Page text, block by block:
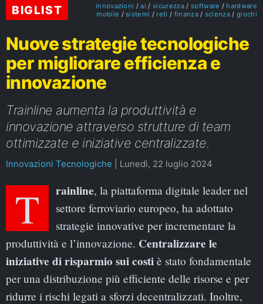
BIGLIST innovazioni ai sicurezza software
hardware
mobile
sistemi reti finanza scienza giochi
Nuove strategie tecnologiche
per migliorare efficienza e
innovazione
Trainline aumenta la produttività e
innovazione attraverso strutture di team
ottimizzate e iniziative centralizzate.
Innovazioni Tecnologiche Lunedì, 22 luglio 2024
Trainline, la piattaforma digitale leader nel
settore ferroviario europeo, ha adottato
strategie innovative per incrementare la
produttività e l’innovazione. Centralizzare le
iniziative di risparmio sui costi è stato fondamentale
per una distribuzione più efficiente delle risorse e per
ridurre i rischi legati a sforzi decentralizzati. Inoltre,